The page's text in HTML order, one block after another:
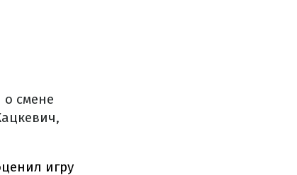
о смене
игру